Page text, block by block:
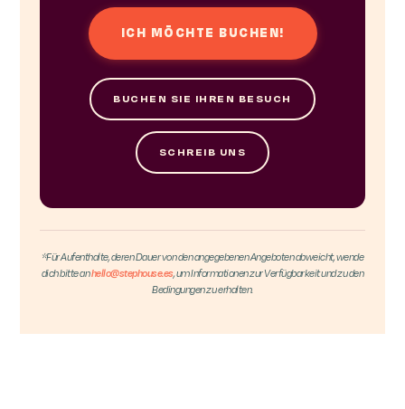
ICH MÖCHTE BUCHEN!
BUCHEN SIE IHREN BESUCH
SCHREIB UNS
*Für Aufenthalte, deren Dauer von den angegebenen Angeboten abweicht, wende
dich bitte anhello@stephouse.es, um Informationen zur Verfügbarkeit und zu den
Bedingungen zu erhalten.